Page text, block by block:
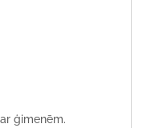
ģimenēm.